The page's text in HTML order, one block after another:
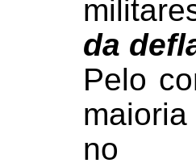
da
Pelo
no